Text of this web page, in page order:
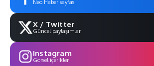
Neo Haber sayfası
X / Twitter
Güncel paylaşımlar
Instagram
Görsel içerikler